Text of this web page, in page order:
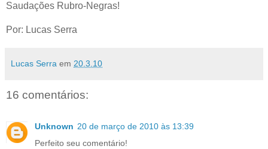
Saudações Rubro-Negras!
Por: Lucas Serra
Lucas Serra em 20.3.10
16 comentários:
Unknown 20 de março de 2010 às 13:39
Perfeito seu comentário!